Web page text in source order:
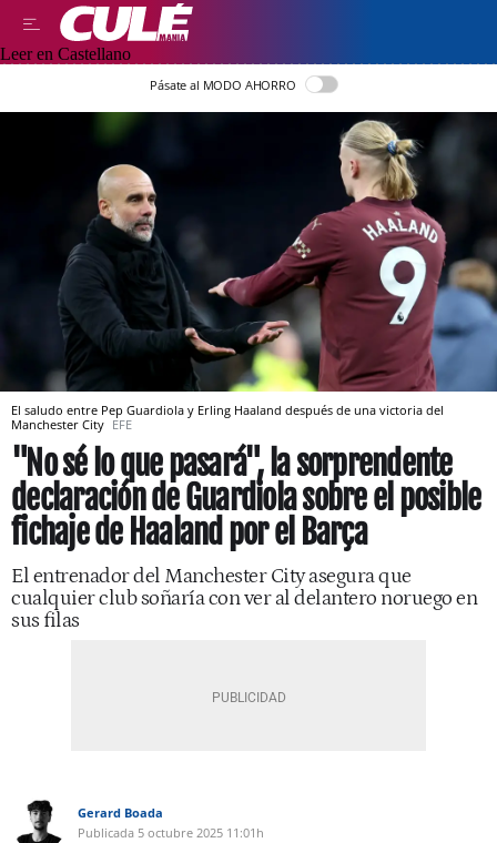
Leer en Castellano
Pásate al MODO AHORRO
El saludo entre Pep Guardiola y Erling Haaland después de una victoria del
Manchester City EFE
"No sé lo que pasará", la sorprendente
declaración de Guardiola sobre el posible
fichaje de Haaland por el Barça
El entrenador del Manchester City asegura que
cualquier club soñaría con ver al delantero noruego en
sus filas
Gerard Boada
Publicada 5 octubre 2025 11:01h